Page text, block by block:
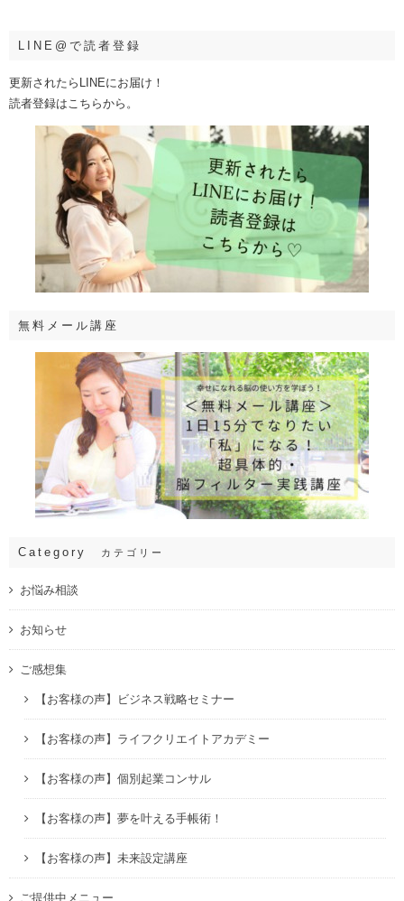
LINE@で読者登録
更新されたらLINEにお届け！
読者登録はこちらから。
無料メール講座
Category カテゴリー
お悩み相談
お知らせ
ご感想集
【お客様の声】ビジネス戦略セミナー
【お客様の声】ライフクリエイトアカデミー
【お客様の声】個別起業コンサル
【お客様の声】夢を叶える手帳術！
【お客様の声】未来設定講座
ご提供中メニュー